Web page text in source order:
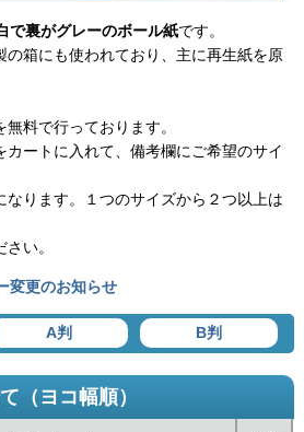
で裏がグレーのボール紙です。
の箱にも使われており、主に再生紙を原
料で行っております。
カートに入れて、備考欄にご希望のサイ
なります。１つのサイズから２つ以上は
い。
更のお知らせ
A判 B判
（ヨコ幅順）